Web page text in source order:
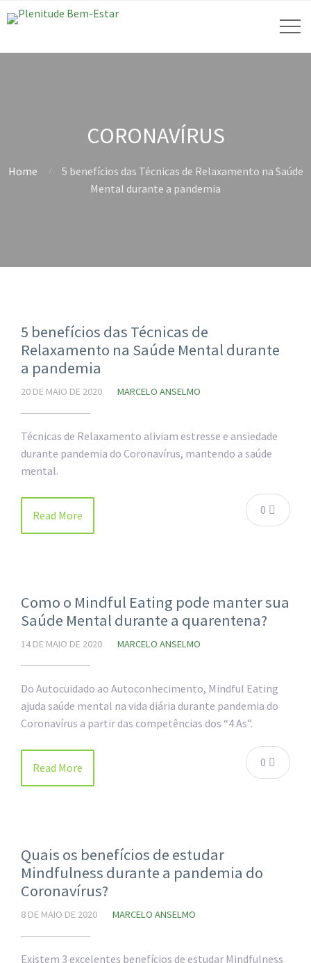
CORONAVÍRUS
Home
5 benefícios das Técnicas de Relaxamento na Saúde
Mental durante a pandemia
5 benefícios das Técnicas de
Relaxamento na Saúde Mental durante
a pandemia
20 DE MAIO DE 2020 MARCELO ANSELMO
Técnicas de Relaxamento aliviam estresse e ansiedade
durante pandemia do Coronavírus, mantendo a saúde
mental.
0
Read More
Como o Mindful Eating pode manter sua
Saúde Mental durante a quarentena?
14 DE MAIO DE 2020 MARCELO ANSELMO
Do Autocuidado ao Autoconhecimento, Mindful Eating
ajuda saúde mental na vida diária durante pandemia do
Coronavírus a partir das competências dos “4 As”.
0
Read More
Quais os benefícios de estudar
Mindfulness durante a pandemia do
Coronavírus?
8 DE MAIO DE 2020 MARCELO ANSELMO
Existem 3 excelentes benefícios de estudar Mindfulness